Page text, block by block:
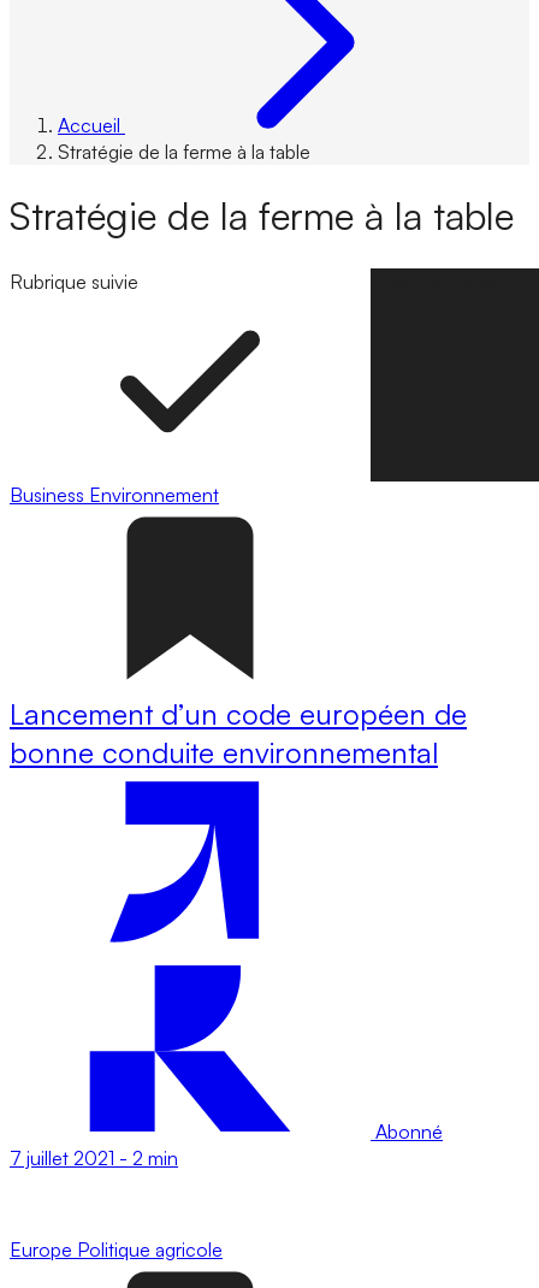
Accueil
Stratégie de la ferme à la table
Stratégie de la ferme à la table
Rubrique suivie
Business Environnement
Lancement d’un code européen de
bonne conduite environnemental
Abonné
7 juillet 2021 - 2 min
Europe Politique agricole